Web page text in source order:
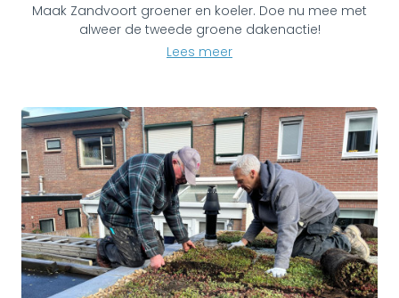
Maak Zandvoort groener en koeler. Doe nu mee met
alweer de tweede groene dakenactie!
Lees meer